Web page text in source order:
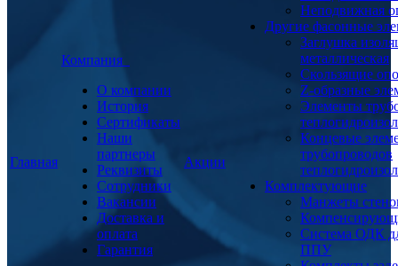
Главная
Компания
О компании
История
Сертификаты
Наши
партнеры
Реквизиты
Сотрудники
Вакансии
Доставка и
оплата
Гарантия
Акции
Неподвижная
Другие фасонные
Заглушка
металлическая
Скользящие
Z-образные
Элементы
Концевые
трубопроводов
Комплектующие
Манжеты
Система ОДК
ППУ